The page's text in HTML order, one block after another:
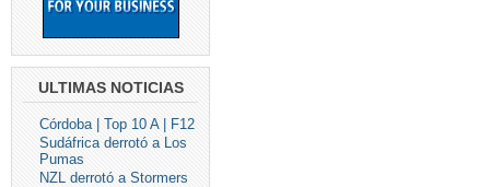
ULTIMAS NOTICIAS
Córdoba | Top 10 A | F12
Sudáfrica derrotó a Los
Pumas
NZL derrotó a Stormers